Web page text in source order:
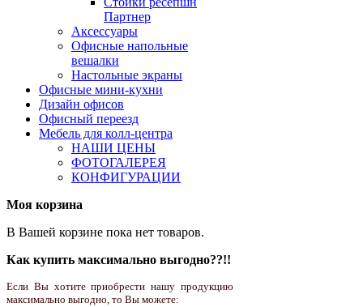
Партнер
Аксессуары
Офисные напольные
вешалки
Настольные экраны
Офисные мини-кухни
Дизайн офисов
Офисный переезд
Мебель для колл-центра
НАШИ ЦЕНЫ
ФОТОГАЛЕРЕЯ
КОНФИГУРАЦИИ
Моя корзина
В Вашей корзине пока нет товаров.
Как купить максимально выгодно??!!
Если Вы хотите приобрести нашу продукцию
максимально выгодно, то Вы можете: